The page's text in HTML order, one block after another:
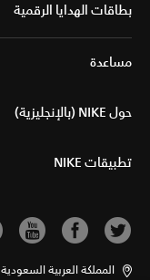
بطاقات الهدايا الرقمية
مساعدة
حول NIKE (بالإنجليزية)
تطبيقات NIKE
المملكة العربية السعودية